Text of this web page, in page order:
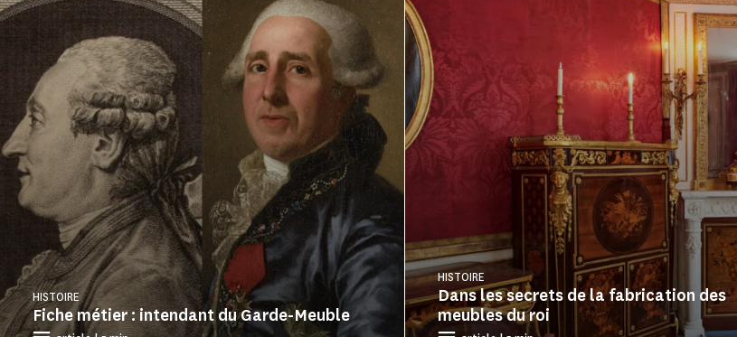
Fiche métier : intendant du Garde-Meuble
HISTOIRE
Dans les secrets de la fabrication des
meubles du roi
HISTOIRE